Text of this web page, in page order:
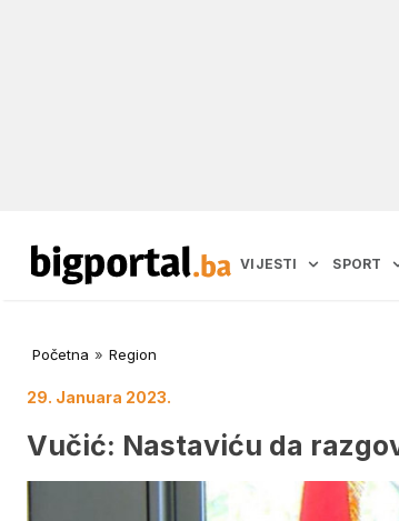
VIJESTI SPORT
Početna » Region
29. Januara 2023.
Vučić: Nastaviću da